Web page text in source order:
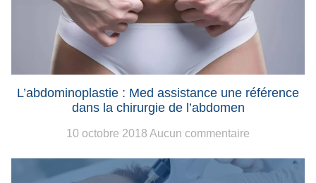
L’abdominoplastie : Med assistance une référence
dans la chirurgie de l’abdomen
10 octobre 2018 Aucun commentaire